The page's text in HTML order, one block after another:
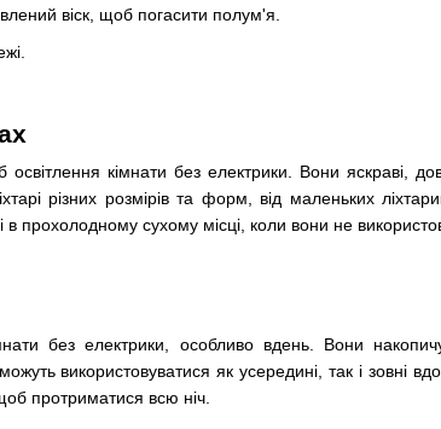
віск, щоб погасити полум'я.
кімнати без електрики. Вони яскраві,
різних розмірів та форм, від маленьких
в прохолодному сухому місці, коли вони не
без електрики, особливо вдень. Вони
використовуватися як усередині, так і зовні
протриматися всю ніч.